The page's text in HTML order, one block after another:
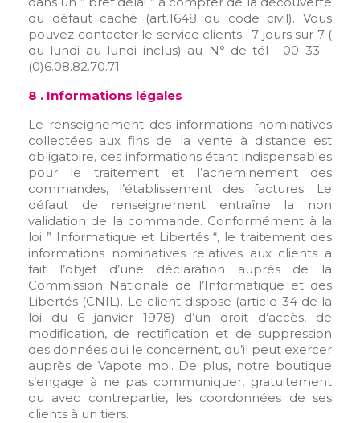
du défaut caché (art.1648 du code civil). Vous
pouvez contacter le service clients : 7 jours sur 7 (
du lundi au lundi inclus) au N° de tél : 00 33 –
(0)6.08.82.70.71
8 . Informations légales
Le renseignement des informations nominatives
collectées aux fins de la vente à distance est
obligatoire, ces informations étant indispensables
pour le traitement et l’acheminement des
commandes, l’établissement des factures. Le
défaut de renseignement entraîne la non
validation de la commande. Conformément à la
loi ” Informatique et Libertés “, le traitement des
informations nominatives relatives aux clients a
fait l’objet d’une déclaration auprès de la
Commission Nationale de l’Informatique et des
Libertés (CNIL). Le client dispose (article 34 de la
loi du 6 janvier 1978) d’un droit d’accès, de
modification, de rectification et de suppression
des données qui le concernent, qu’il peut exercer
auprès de Vapote moi. De plus, notre boutique
s’engage à ne pas communiquer, gratuitement
ou avec contrepartie, les coordonnées de ses
clients à un tiers.